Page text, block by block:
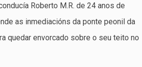
Roberto M.R. de 24 anos de
as inmediacións da ponte peonil da
quedar envorcado sobre o seu teito no